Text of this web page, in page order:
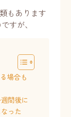
もあります
すが、
場合も
間後に
った